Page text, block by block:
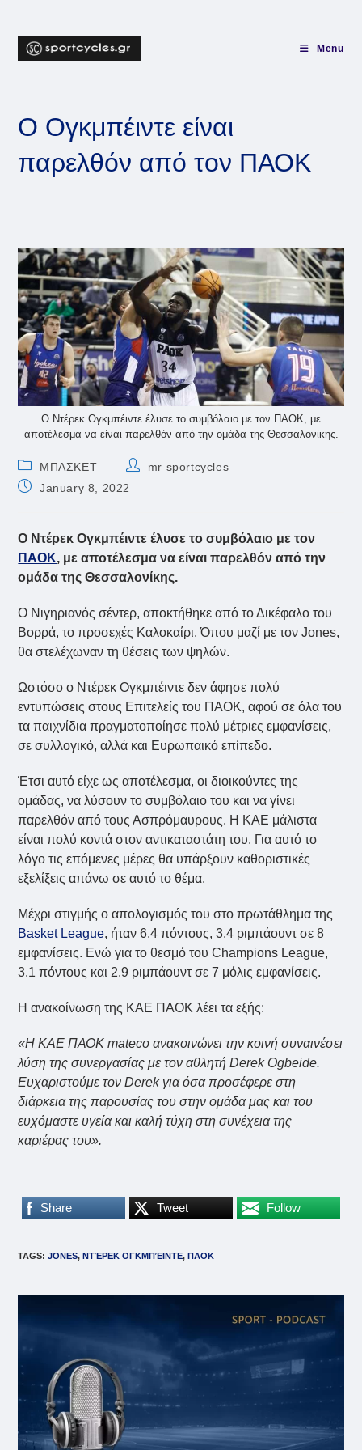
content
Menu
Ο Ογκμπέιντε είναι
παρελθόν από τον ΠΑΟΚ
Ο Ντέρεκ Ογκμπέιντε έλυσε το συμβόλαιο με τον ΠΑΟΚ, με
αποτέλεσμα να είναι παρελθόν από την ομάδα της Θεσσαλονίκης.
Post
category:
ΜΠΑΣΚΕΤ
Postmr sportcycles
PostJanuary 8, 2022
Ο Ντέρεκ Ογκμπέιντε έλυσε το συμβόλαιο με τον
ΠΑΟΚ, με αποτέλεσμα να είναι παρελθόν από την
ομάδα της Θεσσαλονίκης.
Ο Νιγηριανός σέντερ, αποκτήθηκε από το Δικέφαλο του
Βορρά, το προσεχές Καλοκαίρι. Όπου μαζί με τον Jones,
θα στελέχωναν τη θέσεις των ψηλών.
Ωστόσο ο Ντέρεκ Ογκμπέιντε δεν άφησε πολύ
εντυπώσεις στους Επιτελείς του ΠΑΟΚ, αφού σε όλα του
τα παιχνίδια πραγματοποίησε πολύ μέτριες εμφανίσεις,
σε συλλογικό, αλλά και Ευρωπαικό επίπεδο.
Έτσι αυτό είχε ως αποτέλεσμα, οι διοικούντες της
ομάδας, να λύσουν το συμβόλαιο του και να γίνει
παρελθόν από τους Ασπρόμαυρους. Η ΚΑΕ μάλιστα
είναι πολύ κοντά στον αντικαταστάτη του. Για αυτό το
λόγο τις επόμενες μέρες θα υπάρξουν καθοριστικές
εξελίξεις απάνω σε αυτό το θέμα.
Μέχρι στιγμής ο απολογισμός του στο πρωτάθλημα της
Basket League, ήταν 6.4 πόντους, 3.4 ριμπάουντ σε 8
εμφανίσεις. Ενώ για το θεσμό του Champions League,
3.1 πόντους και 2.9 ριμπάουντ σε 7 μόλις εμφανίσεις.
Η ανακοίνωση της ΚΑΕ ΠΑΟΚ λέει τα εξής:
«Η ΚΑΕ ΠΑΟΚ mateco ανακοινώνει την κοινή συναινέσει
λύση της συνεργασίας με τον αθλητή Derek Ogbeide.
Ευχαριστούμε τον Derek για όσα προσέφερε στη
διάρκεια της παρουσίας του στην ομάδα μας και του
ευχόμαστε υγεία και καλή τύχη στη συνέχεια της
καριέρας του».
Share Tweet Follow
TAGS:JONES, ΝΤΈΡΕΚ ΟΓΚΜΠΈΙΝΤΕ, ΠΑΟΚ